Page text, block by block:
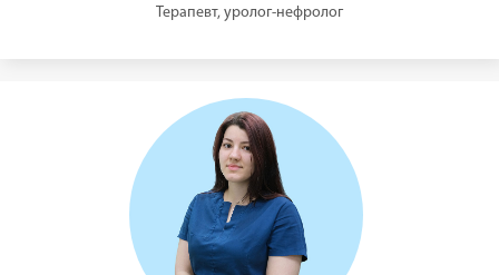
Терапевт, уролог-нефролог